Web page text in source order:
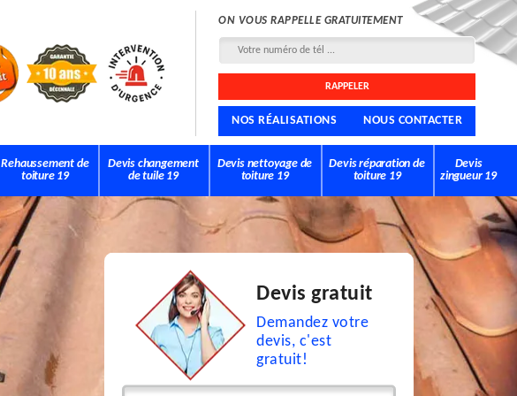
ON VOUS RAPPELLE GRATUITEMENT
NOS RÉALISATIONS NOUS CONTACTER
Rehaussement de
toiture 19
Devis changement
de tuile 19
Devis nettoyage de
toiture 19
Devis réparation de
toiture 19
Devis
zingueur 19
Devis gratuit
Demandez votre
devis, c'est
gratuit!